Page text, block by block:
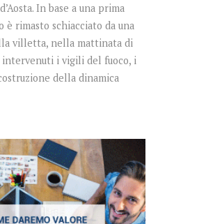
In base a una prima
è rimasto schiacciato da una
villetta, nella mattinata di
intervenuti i vigili del fuoco, i
della dinamica